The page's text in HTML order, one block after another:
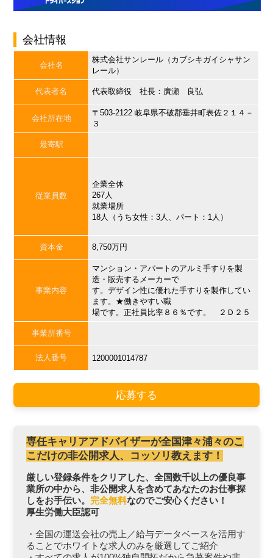
会社情報
会社名
株式会社サンレール（カブシキガイシャサン
レール）
代表者名 代表取締役 社長：廣瀬 良弘
会社所在地
〒503-2122 岐阜県不破郡垂井町表佐２１４－
３
最寄駅
従業員数
企業全体
267人
就業場所
18人（うち女性：3人、パート：1人）
資本金 8,750万円
事業内容
マンション・アパートのアルミ手すりを製
造・販売するメーカーで
す。デザイン性に優れた手すりを製作してい
ます。★働きやすい職
場です。正社員比率８６％です。 ２Ｄ２５
事業所番号
法人番号 1200001014787
応募する
専任キャリアアドバイザーが全国津々浦々のこ
こだけの非公開求人、コッソリ教えます！
厳しい登録条件をクリアした、全国数千以上の優良事
業所の中から、非公開求人を含めてあなたのお仕事探
しをお手伝い。 完全無料なのでご安心ください！
厚生労働大臣認可
・全国の運送会社の売上／給与データベースを活用す
ることでホワイトな求人のみを厳選してご紹介